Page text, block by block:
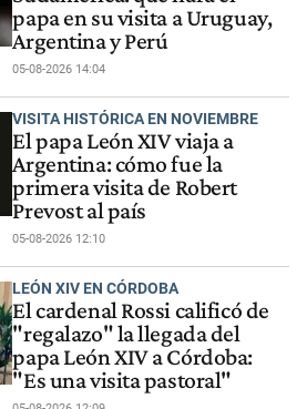
papa en su visita a Uruguay,
Argentina y Perú
05-08-2026 14:04
VISITA HISTÓRICA EN NOVIEMBRE
El papa León XIV viaja a
Argentina: cómo fue la
primera visita de Robert
Prevost al país
05-08-2026 12:10
LEÓN XIV EN CÓRDOBA
El cardenal Rossi calificó de
"regalazo" la llegada del
papa León XIV a Córdoba:
"Es una visita pastoral"